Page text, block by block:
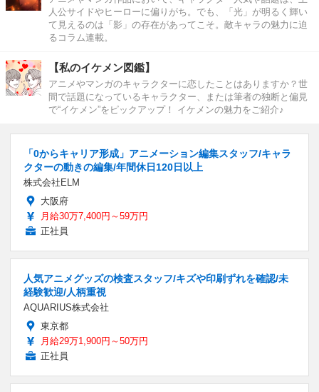
人公サイドやヒーローに偏りがち。でも、「光」が明るく輝い
て見えるのは「影」の存在があってこそ。敵キャラの魅力に迫
るコラム連載。
【私のイケメン図鑑】
アニメやマンガのキャラクターに恋したことはありますか？世
間で話題になっているキャラクター、または筆者の独断と偏見
で“イケメン”をピックアップ！ イケメンの魅力をご紹介♪
「0からキャリア形成」アニメーション編集スタッフ/キャラ
クターの動きの編集/年間休日120日以上
株式会社ELM
大阪府
月給30万7,400円～59万円
正社員
人気アニメグッズの検査スタッフ/キズや印刷ずれを確認/未
経験歓迎/人柄重視
AQUARIUS株式会社
東京都
月給29万1,900円～50万円
正社員